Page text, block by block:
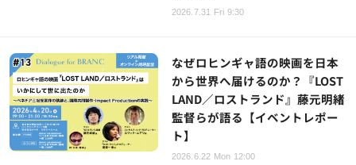
2026.7.31 Fri 9:30
なぜロヒンギャ語の映画を日本
から世界へ届けるのか？『LOST
LAND／ロストランド』藤元明緒
監督らが語る【イベントレポー
ト】
2026.6.22 Mon 12:00